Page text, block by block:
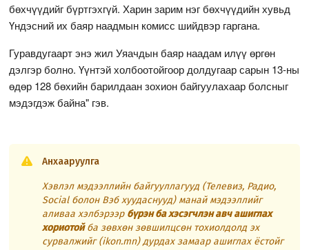
бөхчүүдийг бүртгэхгүй. Харин зарим нэг бөхчүүдийн хувьд
Үндэсний их баяр наадмын комисс шийдвэр гаргана.
Гуравдугаарт энэ жил Уяачдын баяр наадам илүү өргөн
дэлгэр болно. Үүнтэй холбоотойгоор долдугаар сарын 13-ны
өдөр 128 бөхийн барилдаан зохион байгуулахаар болсныг
мэдэгдэж байна" гэв.
Анхааруулга
Хэвлэл мэдээллийн байгууллагууд (Телевиз, Радио,
Social болон Вэб хуудаснууд) манай мэдээллийг
аливаа хэлбэрээр бүрэн ба хэсэгчлэн авч ашиглах
хориотойба зөвхөн зөвшилцсөн тохиолдолд эх
сурвалжийг (ikon.mn) дурдах замаар ашиглах ёстойг